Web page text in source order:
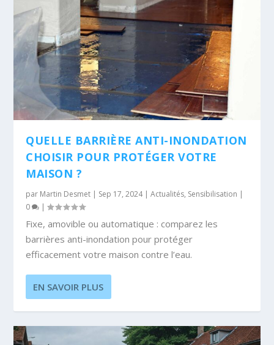
QUELLE BARRIÈRE ANTI-INONDATION
CHOISIR POUR PROTÉGER VOTRE
MAISON ?
par Martin Desmet | Sep 17, 2024|Actualités, Sensibilisation |
0
|
Fixe, amovible ou automatique : comparez les
barrières anti-inondation pour protéger
efficacement votre maison contre l’eau.
EN SAVOIR PLUS